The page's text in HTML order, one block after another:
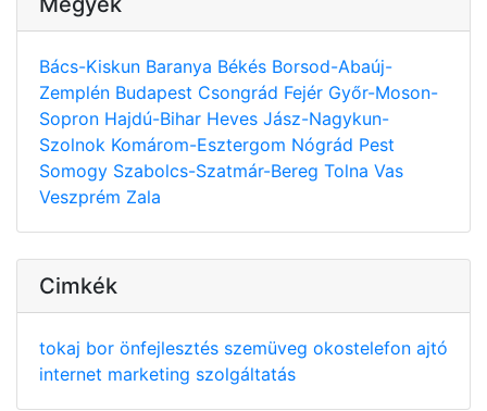
Bács-Kiskun Baranya Békés Borsod-Abaúj-
Zemplén Budapest Csongrád Fejér Győr-Moson-
Sopron Hajdú-Bihar Heves Jász-Nagykun-
Szolnok Komárom-Esztergom Nógrád Pest
Somogy Szabolcs-Szatmár-Bereg Tolna Vas
Veszprém Zala
Cimkék
tokaj bor önfejlesztés szemüveg okostelefon ajtó
internet marketing szolgáltatás